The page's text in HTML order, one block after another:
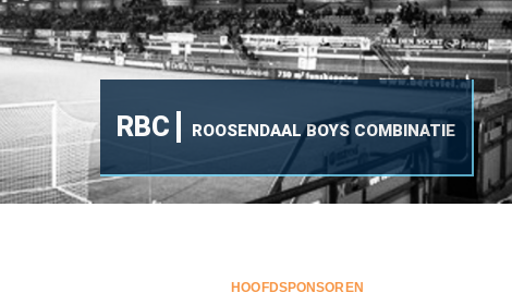
RBC ROOSENDAAL BOYS COMBINATIE
HOOFDSPONSOREN